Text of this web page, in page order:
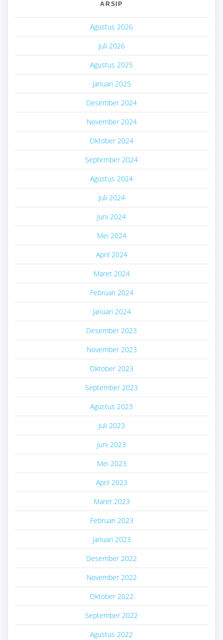
ARSIP
Agustus 2026
Juli 2026
Agustus 2025
Januari 2025
Desember 2024
November 2024
Oktober 2024
September 2024
Agustus 2024
Juli 2024
Juni 2024
Mei 2024
April 2024
Maret 2024
Februari 2024
Januari 2024
Desember 2023
November 2023
Oktober 2023
September 2023
Agustus 2023
Juli 2023
Juni 2023
Mei 2023
April 2023
Maret 2023
Februari 2023
Januari 2023
Desember 2022
November 2022
Oktober 2022
September 2022
Agustus 2022